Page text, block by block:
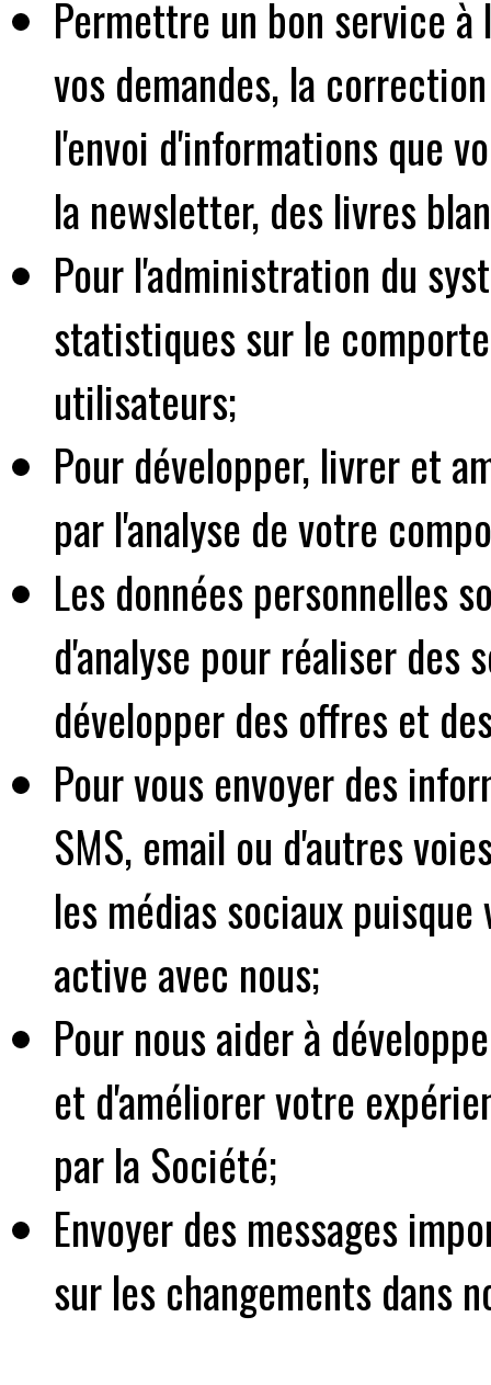
Permettre un bon service
vos demandes, la
l'envoi d'informations que
la newsletter, des livres
Pour l'administration du
statistiques sur le
utilisateurs;
Pour développer, livrer et
par l'analyse de votre
Les données personnelles
d'analyse pour réaliser des
développer des offres et
Pour vous envoyer des
SMS, email ou d'autres
les médias sociaux
active avec nous;
Pour nous aider à
et d'améliorer votre
par la Société;
Envoyer des messages
sur les changements dans